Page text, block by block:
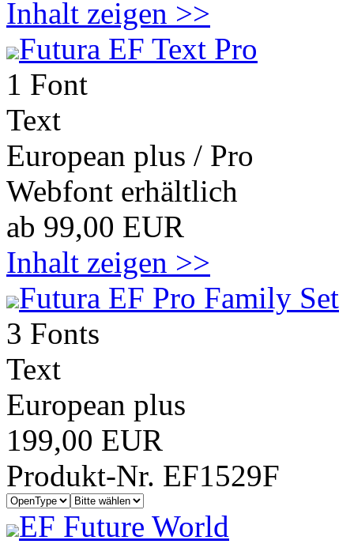
Inhalt zeigen >>
Futura EF Text Pro
1 Font
Text
European plus / Pro
Webfont erhältlich
ab 99,00 EUR
Inhalt zeigen >>
Futura EF Pro Family Set
3 Fonts
Text
European plus
199,00 EUR
Produkt-Nr. EF1529F
EF Future World